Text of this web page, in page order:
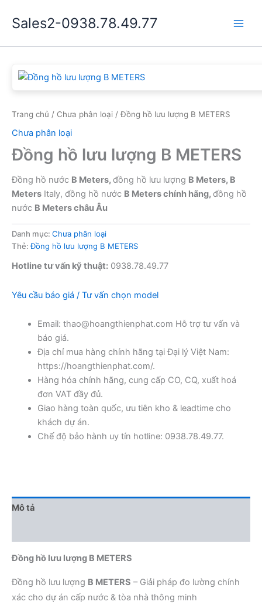
dung
Sales2-0938.78.49.77
Trang chủ / Chưa phân loại / Đồng hồ lưu lượng B METERS
Chưa phân loại
Đồng hồ lưu lượng B METERS
Đồng hồ nước B Meters, đồng hồ lưu lượng B Meters, B
Meters Italy, đồng hồ nước B Meters chính hãng, đồng hồ
nước B Meters châu Âu
Danh mục: Chưa phân loại
Thẻ:Đồng hồ lưu lượng B METERS
Hotline tư vấn kỹ thuật: 0938.78.49.77
Yêu cầu báo giá / Tư vấn chọn model
Email: thao@hoangthienphat.com Hỗ trợ tư vấn và
báo giá.
Địa chỉ mua hàng chính hãng tại Đại lý Việt Nam:
https://hoangthienphat.com/.
Hàng hóa chính hãng, cung cấp CO, CQ, xuất hoá
đơn VAT đầy đủ.
Giao hàng toàn quốc, ưu tiên kho & leadtime cho
khách dự án.
Chế độ bảo hành uy tín hotline: 0938.78.49.77.
Mô tả
Đồng hồ lưu lượng B METERS
Đồng hồ lưu lượng B METERS – Giải pháp đo lường chính
xác cho dự án cấp nước & tòa nhà thông minh